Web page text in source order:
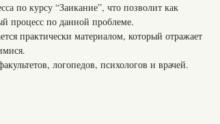
по курсу “Заикание”, что позволит как
процесс по данной проблеме.
практически материалом, который отражает
логопедов, психологов и врачей.